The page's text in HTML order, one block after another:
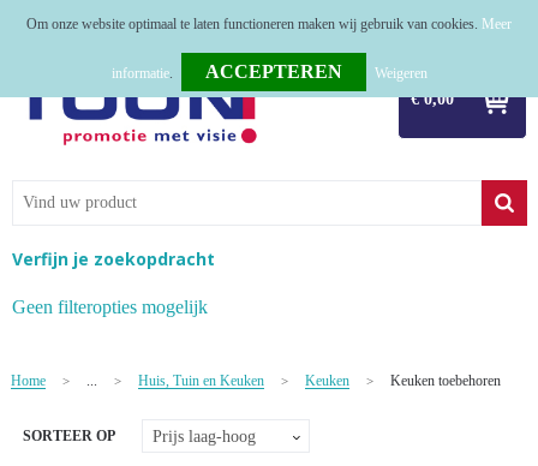
€ 0,00
Relatiegeschenken
Kerstpakketten
Tastingpakketten
Verfijn je zoekopdracht
Geen filteropties mogelijk
Home > ... > Huis, Tuin en Keuken > Keuken > Keuken toebehoren
SORTEER OP
Om onze website optimaal te laten functioneren maken wij gebruik van cookies. Meer
informatie. Weigeren